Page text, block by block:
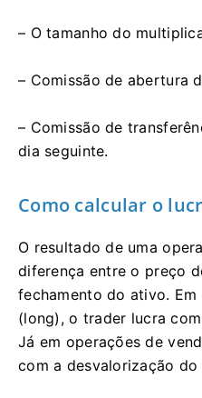
– O tamanho do
– Comissão de abertura
– Comissão de
dia seguinte.
Como calcular o
O resultado de uma
diferença entre o preço
fechamento do ativo.
(long), o trader lucra
Já em operações de
com a desvalorização do